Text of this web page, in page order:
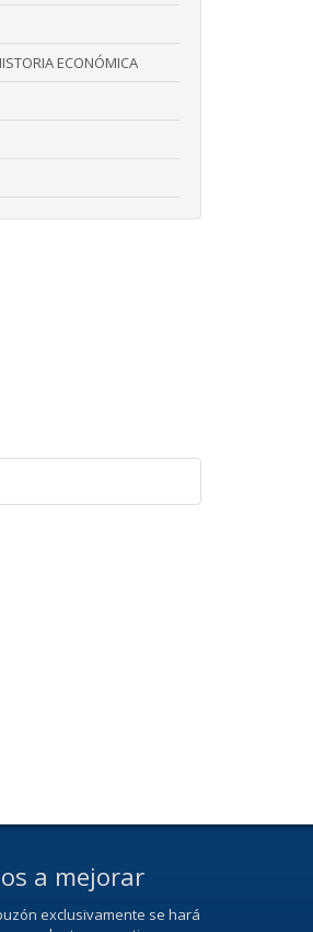
ECONÓMICA
a mejorar
exclusivamente se hará